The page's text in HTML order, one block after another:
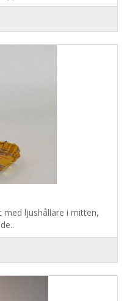
med ljushållare i mitten,